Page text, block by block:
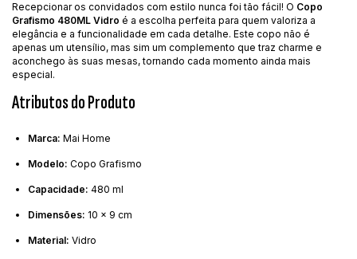
Recepcionar os convidados com estilo nunca foi tão fácil! O Copo
Grafismo 480ML Vidro é a escolha perfeita para quem valoriza a
elegância e a funcionalidade em cada detalhe. Este copo não é
apenas um utensílio, mas sim um complemento que traz charme e
aconchego às suas mesas, tornando cada momento ainda mais
especial.
Atributos do Produto
Marca: Mai Home
Modelo: Copo Grafismo
Capacidade: 480 ml
Dimensões: 10 x 9 cm
Material: Vidro